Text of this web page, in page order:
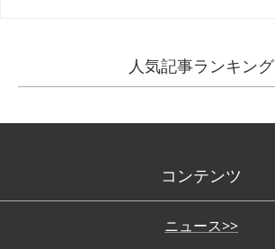
人気記事ランキング
コンテンツ
ニュース>>